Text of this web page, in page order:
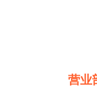
营业